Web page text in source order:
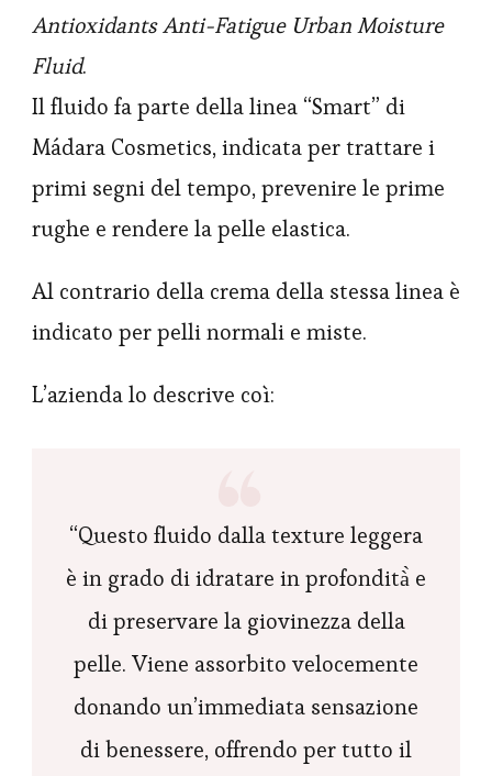
Antioxidants Anti-Fatigue Urban Moisture
Fluid.
Il fluido fa parte della linea “Smart” di
Mádara Cosmetics, indicata per trattare i
primi segni del tempo, prevenire le prime
rughe e rendere la pelle elastica.
Al contrario della crema della stessa linea è
indicato per pelli normali e miste.
L’azienda lo descrive coì:
“Questo fluido dalla texture leggera
è in grado di idratare in profondità̀ e
di preservare la giovinezza della
pelle. Viene assorbito velocemente
donando un’immediata sensazione
di benessere, offrendo per tutto il